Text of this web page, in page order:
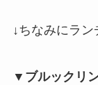
↓ちなみにラン
▼ブルックリ